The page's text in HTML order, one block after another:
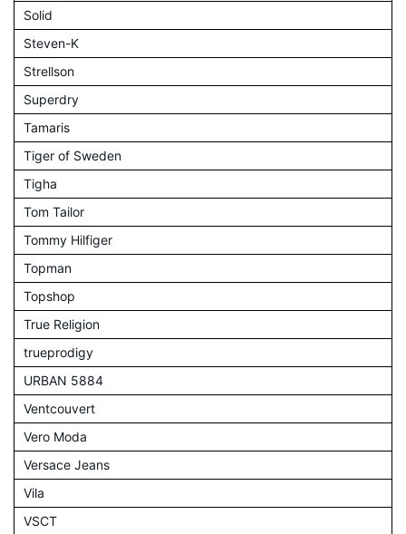
Solid
Steven-K
Strellson
Superdry
Tamaris
Tiger of Sweden
Tigha
Tom Tailor
Tommy Hilfiger
Topman
Topshop
True Religion
trueprodigy
URBAN 5884
Ventcouvert
Vero Moda
Versace Jeans
Vila
VSCT